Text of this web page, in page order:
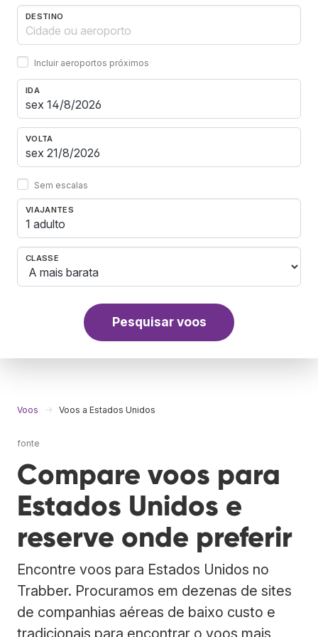
DESTINO
Incluir aeroportos próximos
IDA
VOLTA
Sem escalas
VIAJANTES
1 adulto
CLASSE
Pesquisar voos
Voos Voos a Estados Unidos
fonte
Compare voos para
Estados Unidos e
reserve onde preferir
Encontre voos para Estados Unidos no
Trabber. Procuramos em dezenas de sites
de companhias aéreas de baixo custo e
tradicionais para encontrar o voos mais